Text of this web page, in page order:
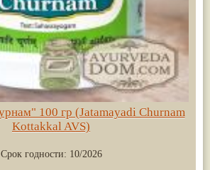
100 гр (Jatamayadi Churnam
Kottakkal AVS)
Срок годности: 10/2026